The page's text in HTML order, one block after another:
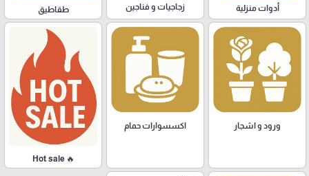
أدوات منزلية زجاجيات و فناجين طقاطيق
ورود و اشجار اكسسوارات حمام
🔥 Hot sale